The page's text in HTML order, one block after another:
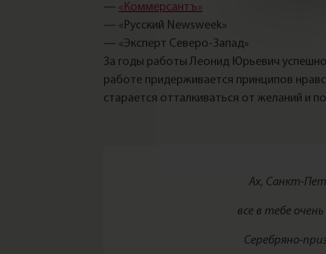
— «Коммерсантъ»
— «Русский Newsweek»
— «Эксперт Северо-Запад»
За годы работы Леонид Юрьевич
работе придерживается принципов
старается отталкиваться от желаний и
Ах, Санкт-
все в тебе
Серебряно-